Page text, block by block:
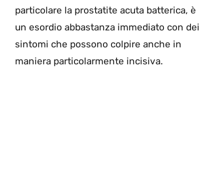
particolare la prostatite acuta batterica, è
un esordio abbastanza immediato con dei
sintomi che possono colpire anche in
maniera particolarmente incisiva.